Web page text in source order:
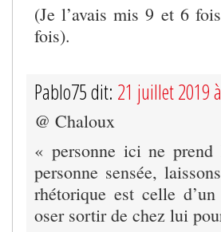
(Je l’avais mis 9 et 6
fois).
Pablo75 dit: 21 juillet 2019
@ Chaloux
« personne ici ne
personne sensée,
rhétorique est celle
oser sortir de chez lui